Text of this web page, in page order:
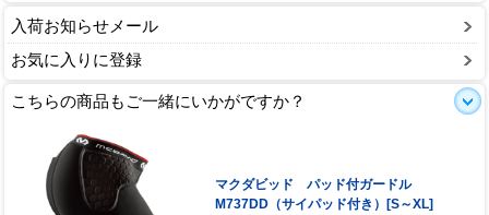
入荷お知らせメール
お気に入りに登録
こちらの商品もご一緒にいかがですか？
マクダビッド パッド付ガードル
M737DD（サイパッド付き）[S～XL]